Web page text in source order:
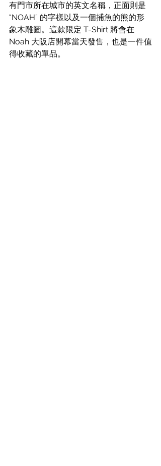
有門市所在城市的英文名稱，正面則是
“NOAH” 的字樣以及一個捕魚的熊的形
象木雕圖。這款限定 T-Shirt 將會在
Noah 大阪店開幕當天發售，也是一件值
得收藏的單品。